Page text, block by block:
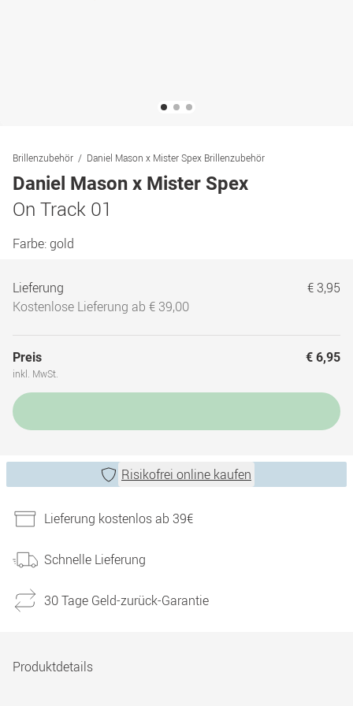
Brillenzubehör Daniel Mason x Mister Spex Brillenzubehör
Daniel Mason x Mister Spex
On Track 01
Farbe: gold
Lieferung
€ 3,95
Kostenlose Lieferung ab € 39,00
Preis
inkl. MwSt.
€ 6,95
Risikofrei online kaufen
Lieferung kostenlos ab 39€
Schnelle Lieferung
30 Tage Geld-zurück-Garantie
Produktdetails